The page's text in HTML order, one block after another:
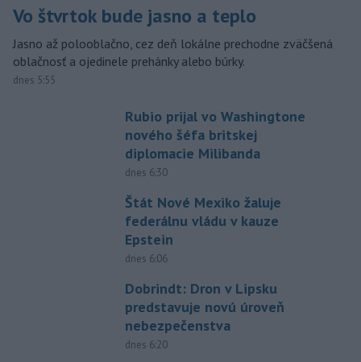
Vo štvrtok bude jasno a teplo
Jasno až polooblačno, cez deň lokálne prechodne zväčšená
oblačnosť a ojedinele prehánky alebo búrky.
dnes 5:55
Rubio prijal vo Washingtone
nového šéfa britskej
diplomacie Milibanda
dnes 6:30
Štát Nové Mexiko žaluje
federálnu vládu v kauze
Epstein
dnes 6:06
Dobrindt: Dron v Lipsku
predstavuje novú úroveň
nebezpečenstva
dnes 6:20